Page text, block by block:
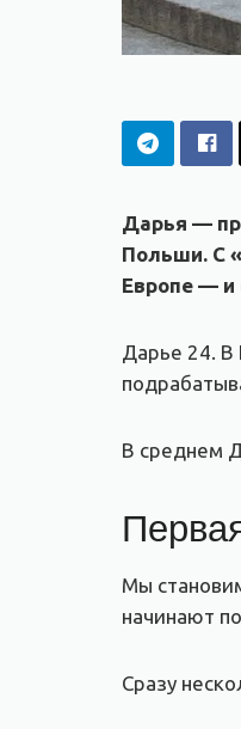
Дарья —
Польши. С
Европе — и
Дарье 24. В
В среднем
Мы
начинают
Сразу